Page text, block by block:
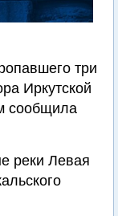
три
Иркутской
сообщила
реки Левая